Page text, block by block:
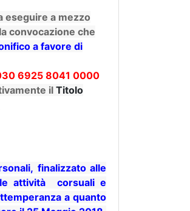
eseguire a mezzo
convocazione che
a favore di
6925 8041 0000
il Titolo
finalizzato alle
attività corsuali e
a quanto